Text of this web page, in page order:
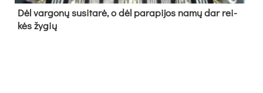
Dėl var­go­nų su­si­ta­rė, o dėl pa­ra­pi­jos na­mų dar rei­
kės žy­gių